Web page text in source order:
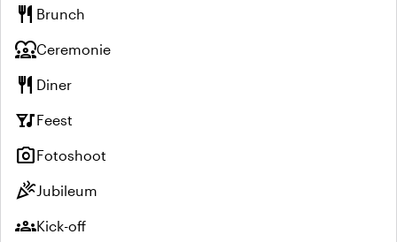
restaurant Brunch
diversity_1Ceremonie
restaurant Diner
nightlifeFeest
photo_cameraFotoshoot
celebrationJubileum
groupsKick-off